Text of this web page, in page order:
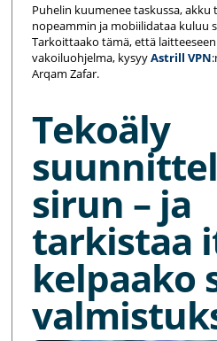
Puhelin kuumenee taskussa, akku
nopeammin ja mobiilidataa kuluu
Tarkoittaako tämä, että
vakoiluohjelma, kysyyAstrill VPN
Arqam Zafar.
Tekoäly
sirun – ja
tarkistaa
kelpaako